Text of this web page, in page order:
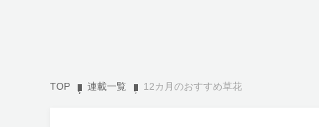
TOP 連載一覧 12カ月のおすすめ草花